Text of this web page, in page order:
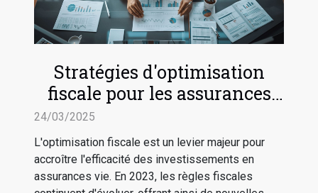
Stratégies d'optimisation
fiscale pour les assurances
24/03/2025
L'optimisation fiscale est un levier majeur pour
accroître l'efficacité des investissements en
assurances vie. En 2023, les règles fiscales